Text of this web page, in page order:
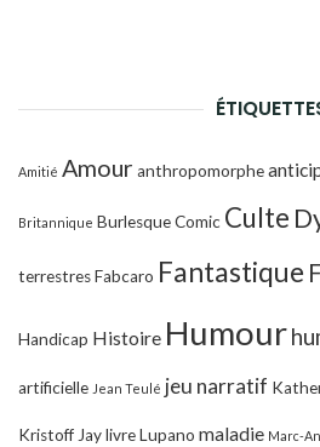
Amitié Amour anthropomorphe
Britannique BurlesqueComic Culte
terrestresFabcaro Fantastique
Handicap Histoire Humour
artificielle Jean Teulé jeu narratif
Kristoff JaylivreLupano maladie Marc-